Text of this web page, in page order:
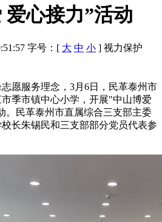
爱心接力”活动
字号：[ 大 中 小 ] 视力保护
愿服务理念，3月6日，民革泰州市
季市镇中心小学，开展"中山博爱
。民革泰州市直属综合三支部主委
长朱锡民和三支部部分党员代表参